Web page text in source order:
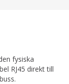
fysiska
RJ45 direkt till